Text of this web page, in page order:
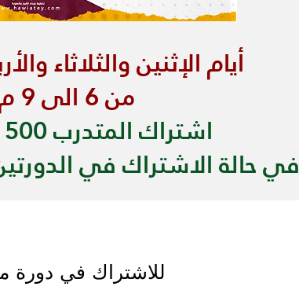
أيام الإثنين والثلاثاء والأربعاء "
من 6 الى 9 م بتوقيت قطر
اشتراك المتدرب 500 ريال قطري لكل دورة
في حالة الاشتراك في الدورتين تصبح
للاشتراك في دورة